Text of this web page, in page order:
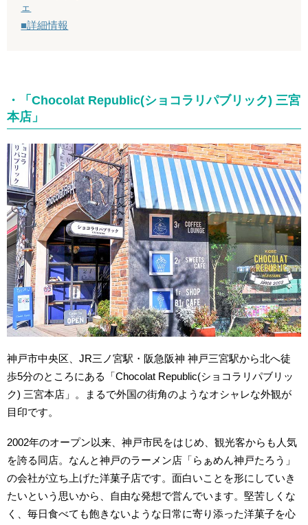
ェ
■詳細情報
・「Chocolat Republic(ショコラリパブリック) 三宮
本店」
神戸市中央区、JR三ノ宮駅・阪急阪神 神戸三宮駅から北へ徒
歩5分のところにある「Chocolat Republic(ショコラリパブリッ
ク) 三宮本店」。まるで外国の街角のようなオシャレな外観が
目印です。
2002年のオープン以来、神戸市民をはじめ、観光客からも人気
を誇る同店。なんと神戸のラーメン店「らぁめん神戸たろう」
の会社が立ち上げた洋菓子店です。面白いことを形にしていき
たいという思いから、自由な発想で営んでいます。堅苦しくな
く、毎日食べても飽きないような日常に寄り添った洋菓子を心